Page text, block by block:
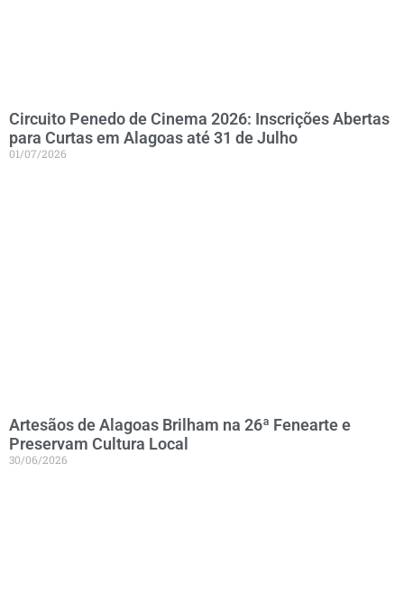
Circuito Penedo de Cinema 2026: Inscrições Abertas
para Curtas em Alagoas até 31 de Julho
01/07/2026
Artesãos de Alagoas Brilham na 26ª Fenearte e
Preservam Cultura Local
30/06/2026